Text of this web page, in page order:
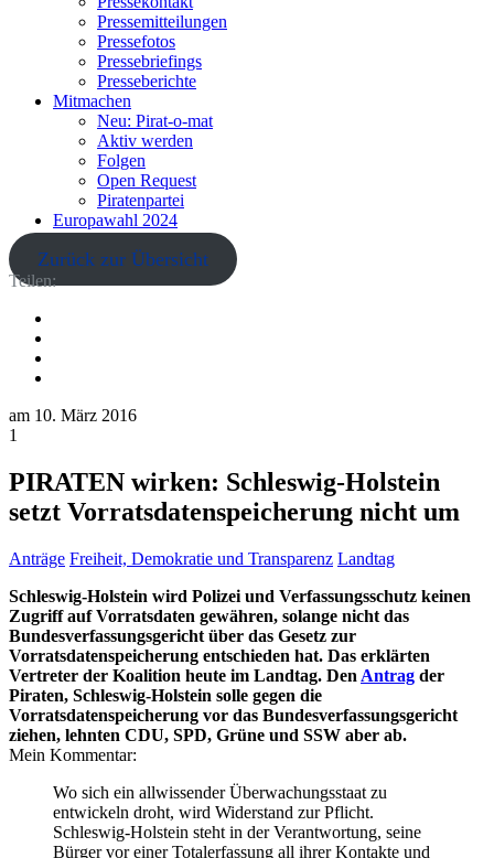
Pressemitteilungen
Pressefotos
Pressebriefings
Presseberichte
Mitmachen
Neu: Pirat-o-mat
Aktiv werden
Folgen
Open Request
Piratenpartei
Europawahl 2024
Zurück zur Übersicht
Teilen:
am 10. März 2016
1
PIRATEN wirken: Schleswig-Holstein
setzt Vorratsdatenspeicherung nicht um
Anträge Freiheit, Demokratie und Transparenz Landtag
Schleswig-Holstein wird Polizei und Verfassungsschutz keinen
Zugriff auf Vorratsdaten gewähren, solange nicht das
Bundesverfassungsgericht über das Gesetz zur
Vorratsdatenspeicherung entschieden hat. Das erklärten
Vertreter der Koalition heute im Landtag. Den Antrag der
Piraten, Schleswig-Holstein solle gegen die
Vorratsdatenspeicherung vor das Bundesverfassungsgericht
ziehen, lehnten CDU, SPD, Grüne und SSW aber ab.
Mein Kommentar:
Wo sich ein allwissender Überwachungsstaat zu
entwickeln droht, wird Widerstand zur Pflicht.
Schleswig-Holstein steht in der Verantwortung, seine
Bürger vor einer Totalerfassung all ihrer Kontakte und